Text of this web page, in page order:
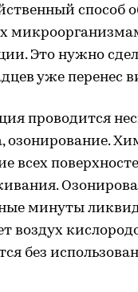
способ
Это нужно
уже перенес
проводится
озонирование.
всех
минуты
воздух
без